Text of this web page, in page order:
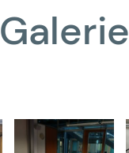
Galerie